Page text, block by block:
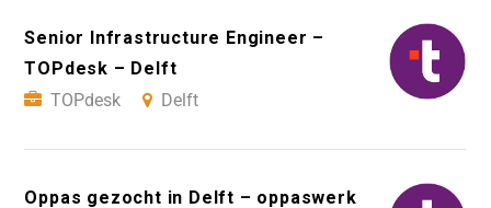
Senior Infrastructure Engineer –
TOPdesk – Delft
TOPdesk
Delft
Oppas gezocht in Delft – oppaswerk